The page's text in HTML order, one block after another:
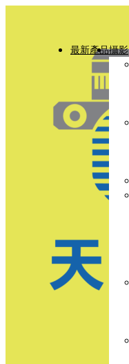
最新產品攝影